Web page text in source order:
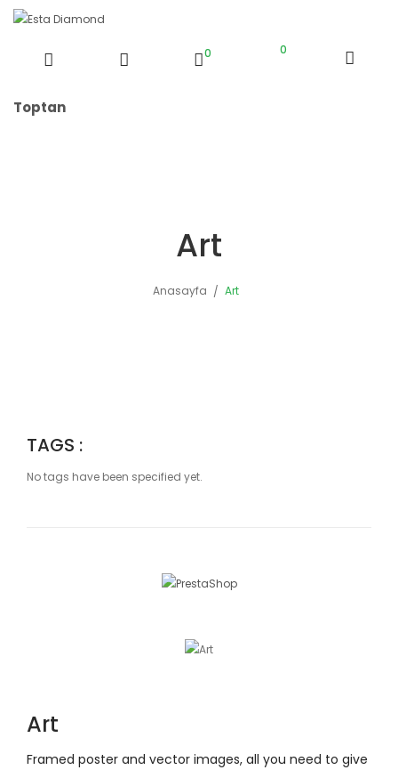
0 0
Toptan
Art
Anasayfa Art
TAGS :
No tags have been specified yet.
Art
Framed poster and vector images, all you need to give